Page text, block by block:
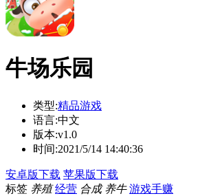
牛场乐园
类型:精品游戏
语言:中文
版本:v1.0
时间:2021/5/14 14:40:36
安卓版下载 苹果版下载
标签 养殖 经营 合成 养牛 游戏手赚